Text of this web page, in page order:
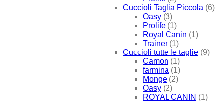
Cuccioli Taglia Piccola (6)
Oasy (3)
Prolife (1)
Royal Canin (1)
Trainer (1)
Cuccioli tutte le taglie (9)
Camon (1)
farmina (1)
Monge (2)
Oasy (2)
ROYAL CANIN (1)